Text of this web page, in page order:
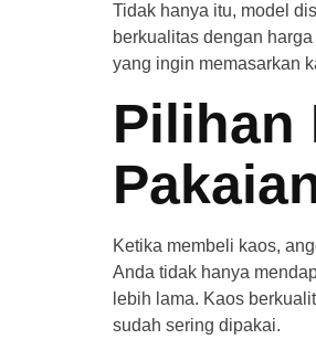
Tidak hanya itu, model
berkualitas dengan
yang ingin memasarkan
Pilihan
Ketika membeli kaos,
Anda tidak hanya
lebih lama. Kaos
sudah sering dipakai.